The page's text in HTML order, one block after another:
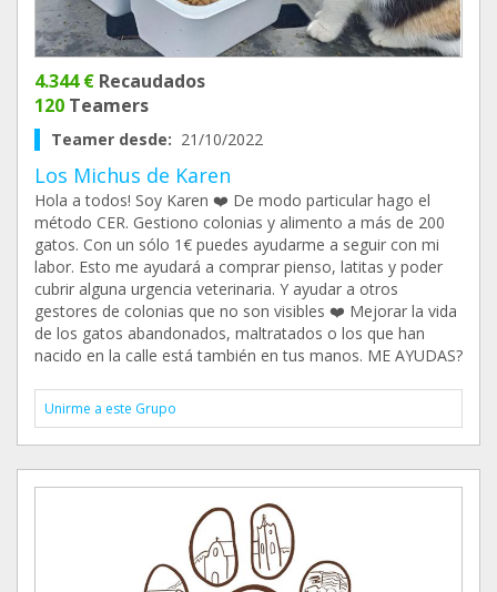
4.344 € Recaudados
120 Teamers
Teamer desde: 21/10/2022
Los Michus de Karen
Hola a todos! Soy Karen ❤️ De modo particular hago el
método CER. Gestiono colonias y alimento a más de 200
gatos. Con un sólo 1€ puedes ayudarme a seguir con mi
labor. Esto me ayudará a comprar pienso, latitas y poder
cubrir alguna urgencia veterinaria. Y ayudar a otros
gestores de colonias que no son visibles ❤️ Mejorar la vida
de los gatos abandonados, maltratados o los que han
nacido en la calle está también en tus manos. ME AYUDAS?
Unirme a este Grupo